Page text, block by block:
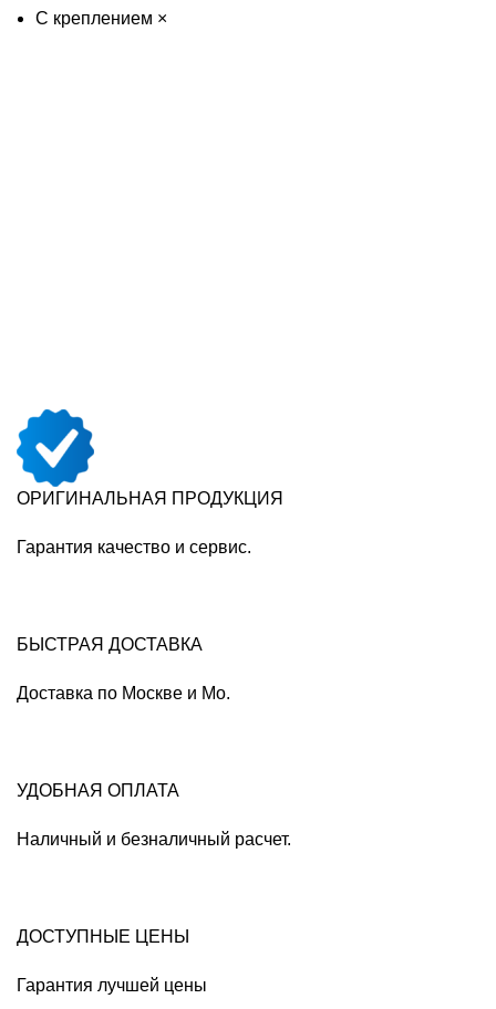
C креплением ×
ОРИГИНАЛЬНАЯ ПРОДУКЦИЯ
Гарантия качество и сервис.
БЫСТРАЯ ДОСТАВКА
Доставка по Москве и Мо.
УДОБНАЯ ОПЛАТА
Наличный и безналичный расчет.
ДОСТУПНЫЕ ЦЕНЫ
Гарантия лучшей цены